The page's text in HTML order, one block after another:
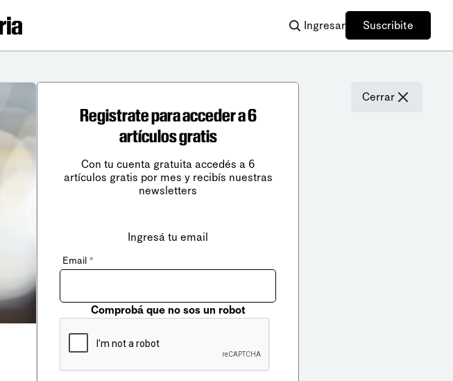
Ingresar Suscribite
Cerrar
Registrate para acceder a 6
artículos gratis
Con tu cuenta gratuita accedés a 6
artículos gratis por mes y recibís nuestras
newsletters
Ingresá tu email
Email *
Comprobá que no sos un robot